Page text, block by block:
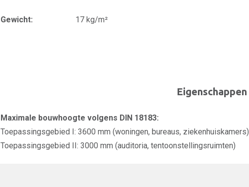
Gewicht: 17 kg/m²
Eigenschappen
Maximale bouwhoogte volgens DIN 18183:
Toepassingsgebied I: 3600 mm (woningen, bureaus, ziekenhuiskamers)
Toepassingsgebied II: 3000 mm (auditoria, tentoonstellingsruimten)